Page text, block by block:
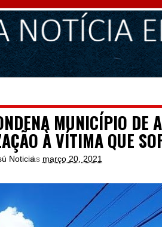
MUNICÍPIO DE
À VÍTIMA QUE
Noticia
às março 20, 2021